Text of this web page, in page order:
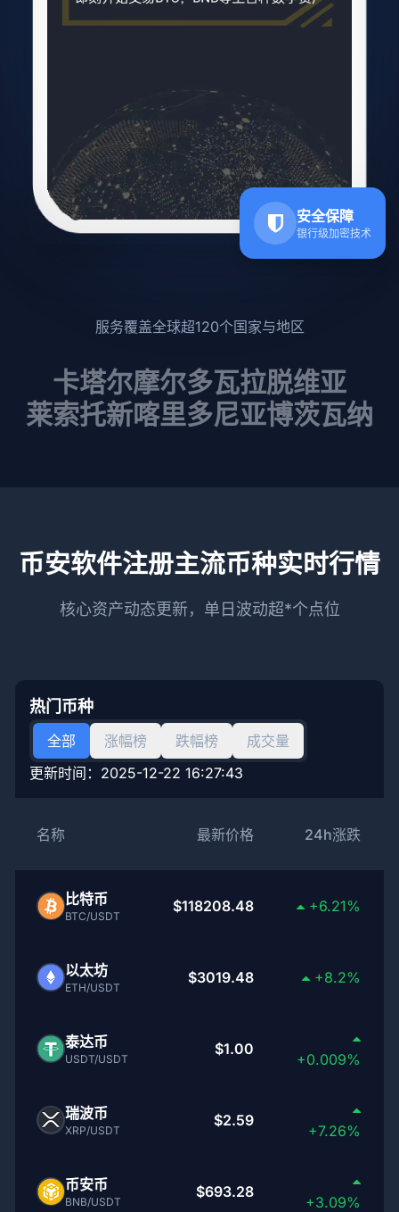
安全保障
银行级加密技术
服务覆盖全球超120个国家与地区
卡塔尔摩尔多瓦拉脱维亚
莱索托新喀里多尼亚博茨瓦纳
币安软件注册主流币种实时行情
核心资产动态更新，单日波动超*个点位
热门币种
全部 涨幅榜 跌幅榜
成交量
更新时间： 2025-12-22 16:27:43
名称 最新价格 24h涨跌
比特币
BTC/USDT
$118208.48 +6.21%
以太坊
ETH/USDT
$3019.48 +8.2%
泰达币
USDT/USDT
$1.00
+0.009%
瑞波币
XRP/USDT
$2.59
+7.26%
币安币
BNB/USDT
$693.28
+3.09%